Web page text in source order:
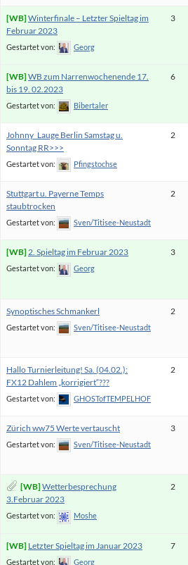
Winterfinale – Letzter Spieltag im
Februar 2023
Gestartet von: Georg
3
WB zum Narrenwochenende 17.
bis 19. 02.2023
Gestartet von: Bibertaler
6
Johnny_Lauge Berlin Samstag u.
Sonntag RR>>>
Gestartet von: Pfingstochse
2
Stuttgart u. Payerne Temps
staubtrocken
Gestartet von: Sven/Titisee-Neustadt
2
2. Spieltag im Februar 2023
Gestartet von: Georg
3
Synoptisches Schmankerl
Gestartet von: Sven/Titisee-Neustadt
2
Hallo Turnierleitung! Sa. (04.02.):
FX12 Dahlem „korrigiert“???
Gestartet von: GHOSTofTEMPELHOF
2
Zürich ww75 Werte vertauscht
Gestartet von: Sven/Titisee-Neustadt
3
Wetterbesprechung
3.Februar 2023
Gestartet von: Moshe
2
Letzter Spieltag im Januar 2023
Gestartet von: Georg
7